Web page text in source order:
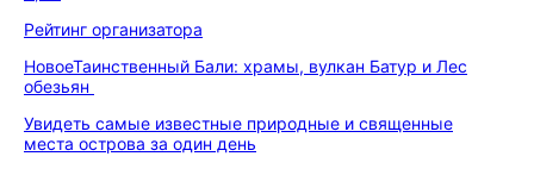
Рейтинг организатора
НовоеТаинственный Бали: храмы, вулкан Батур и Лес
обезьян
Увидеть самые известные природные и священные
места острова за один день